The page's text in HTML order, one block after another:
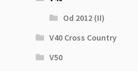
Od 2012 (II)
V40 Cross Country
V50